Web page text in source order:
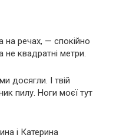
речах, — спокійно
квадратні метри.
досягли. І твій
пилу. Ноги моєї тут
і Катерина